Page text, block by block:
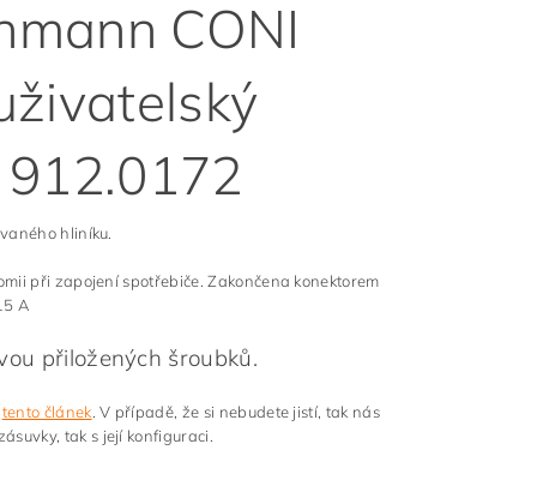
CONI
hliníku.
při zapojení spotřebiče. Zakončena konektorem
A
přiložených šroubků.
tento článek . V případě, že si nebudete jistí, tak nás
tak s její konfiguraci.